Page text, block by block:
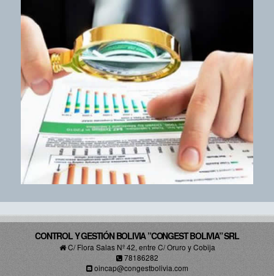
CONTROL Y GESTIÓN BOLIVIA ”CONGEST BOLIVIA” SRL
C/ Flora Salas Nº 42, entre C/ Oruro y Cobija
78186282
oincap@congestbolivia.com